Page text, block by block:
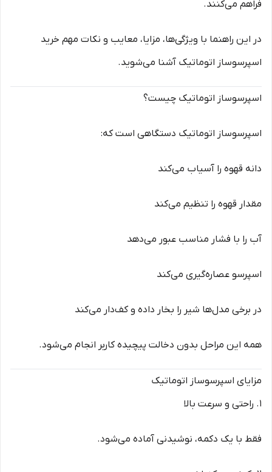
فراهم می‌کنند.
در این راهنما با ویژگی‌ها، مزایا، معایب و نکات مهم خرید
اسپرسوساز اتوماتیک آشنا می‌شوید.
اسپرسوساز اتوماتیک چیست؟
اسپرسوساز اتوماتیک دستگاهی است که:
دانه قهوه را آسیاب می‌کند
مقدار قهوه را تنظیم می‌کند
آب را با فشار مناسب عبور می‌دهد
اسپرسو عصاره‌گیری می‌کند
در برخی مدل‌ها شیر را بخار داده و کف‌دار می‌کند
همه این مراحل بدون دخالت پیچیده کاربر انجام می‌شود.
مزایای اسپرسوساز اتوماتیک
1. راحتی و سرعت بالا
فقط با یک دکمه، نوشیدنی آماده می‌شود.